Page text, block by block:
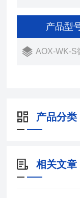
的微库仑计上
产品型
AOX-WK-S
产品分类
相关文章